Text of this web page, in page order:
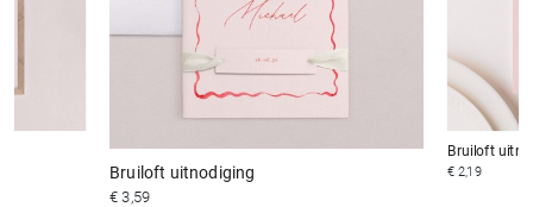
Bruiloft uitnodiging
€ 3,59
Bruiloft
€ 2,19